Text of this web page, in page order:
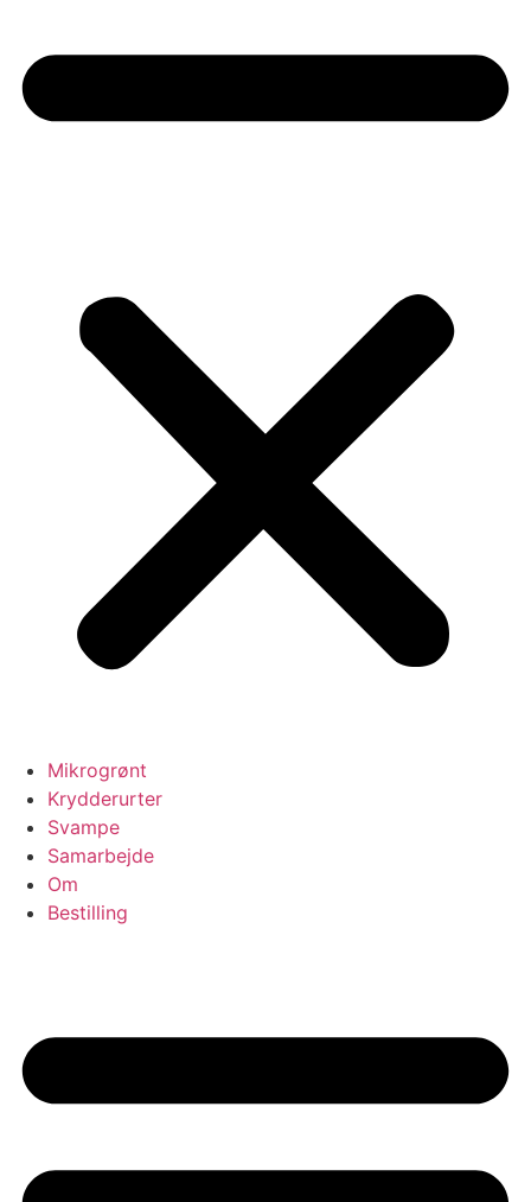
Mikrogrønt
Krydderurter
Svampe
Samarbejde
Om
Bestilling